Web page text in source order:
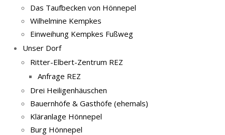
Das Taufbecken von Hönnepel
Wilhelmine Kempkes
Einweihung Kempkes Fußweg
Unser Dorf
Ritter-Elbert-Zentrum REZ
Anfrage REZ
Drei Heiligenhäuschen
Bauernhöfe & Gasthöfe (ehemals)
Kläranlage Hönnepel
Burg Hönnepel